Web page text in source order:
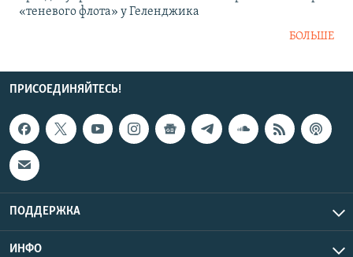
«теневого флота» у Геленджика
БОЛЬШЕ
ПРИСОЕДИНЯЙТЕСЬ!
ПОДДЕРЖКА
ИНФО